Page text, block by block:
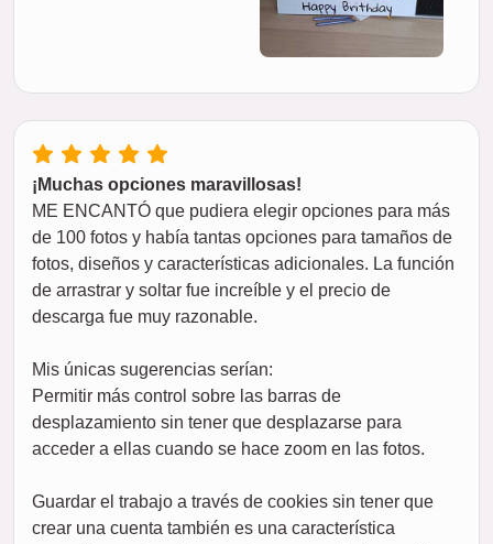
¡Muchas opciones maravillosas!
ME ENCANTÓ que pudiera elegir opciones para más
de 100 fotos y había tantas opciones para tamaños de
fotos, diseños y características adicionales. La función
de arrastrar y soltar fue increíble y el precio de
descarga fue muy razonable.
Mis únicas sugerencias serían:
Permitir más control sobre las barras de
desplazamiento sin tener que desplazarse para
acceder a ellas cuando se hace zoom en las fotos.
Guardar el trabajo a través de cookies sin tener que
crear una cuenta también es una característica